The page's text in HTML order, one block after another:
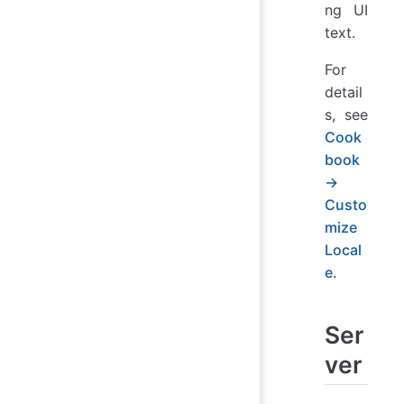
ng UI
text.
For
detail
s, see
Cook
book
→
Custo
mize
Local
e.
Ser
ver